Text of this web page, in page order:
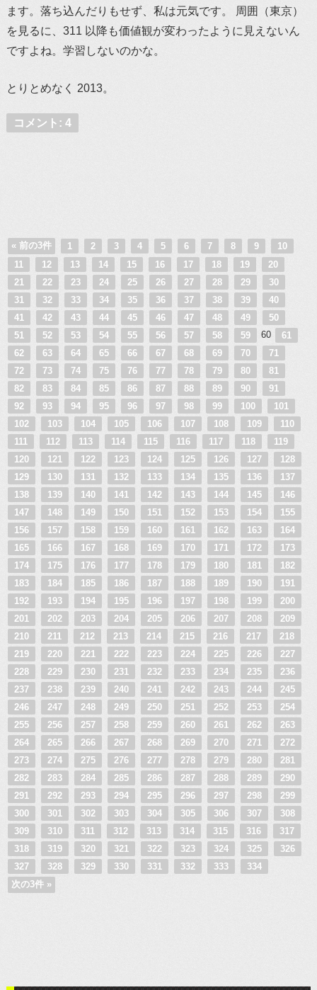
ます。落ち込んだりもせず、私は元気です。 周囲（東京）
を見るに、311 以降も価値観が変わったように見えないん
ですよね。学習しないのかな。
とりとめなく 2013。
コメント: 4
« 前の3件 1 2 3 4 5 6 7 8 9
10
11
12 13 14 15 16 17 18 19
20
21
22 23 24 25 26 27 28 29
30
31
32 33 34 35 36 37 38 39
40
41
42 43 44 45 46 47 48 49
50
51
52 53 54 55 56 57 58 59 60
61
62
63 64 65 66 67 68 69 70
71
72
73 74 75 76 77 78 79 80
81
82
83 84 85 86 87 88 89 90
91
92
93 94 95 96 97 98 99 100
101
102
103 104 105 106 107 108 109
110
111
112 113 114 115 116 117 118
119
120
121 122 123 124 125 126 127
128
129
130 131 132 133 134 135 136
137
138
139 140 141 142 143 144 145
146
147
148 149 150 151 152 153 154
155
156
157 158 159 160 161 162 163
164
165
166 167 168 169 170 171 172
173
174
175 176 177 178 179 180 181
182
183
184 185 186 187 188 189 190
191
192
193 194 195 196 197 198 199
200
201
202 203 204 205 206 207 208
209
210
211 212 213 214 215 216 217
218
219
220 221 222 223 224 225 226
227
228
229 230 231 232 233 234 235
236
237
238 239 240 241 242 243 244
245
246
247 248 249 250 251 252 253
254
255
256 257 258 259 260 261 262
263
264
265 266 267 268 269 270 271
272
273
274 275 276 277 278 279 280
281
282
283 284 285 286 287 288 289
290
291
292 293 294 295 296 297 298
299
300
301 302 303 304 305 306 307
308
309
310 311 312 313 314 315 316
317
318
319 320 321 322 323 324 325
326
327
328 329 330 331 332 333
334
次の3件 »